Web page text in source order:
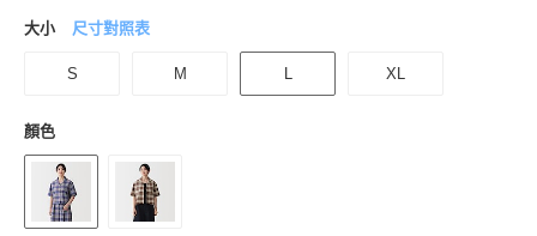
大小 尺寸對照表
S M L XL
顏色